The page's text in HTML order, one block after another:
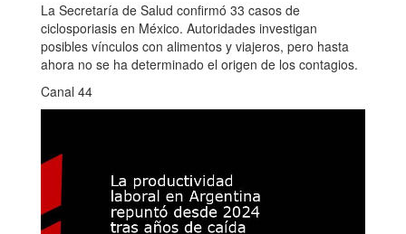
La Secretaría de Salud confirmó 33 casos de
ciclosporiasis en México. Autoridades investigan
posibles vínculos con alimentos y viajeros, pero hasta
ahora no se ha determinado el origen de los contagios.
Canal 44